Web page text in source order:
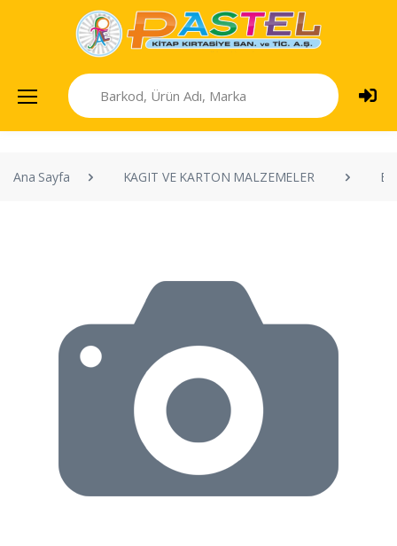
Ana Sayfa KAGIT VE KARTON MALZEMELER